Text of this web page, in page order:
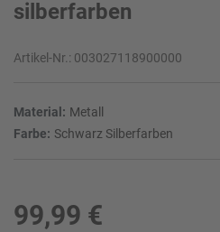
silberfarben
Artikel-Nr.: 003027118900000
Material: Metall
Farbe: Schwarz Silberfarben
99,99 €